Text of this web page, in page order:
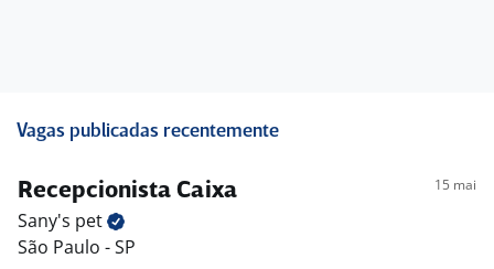
Vagas publicadas recentemente
Recepcionista Caixa 15 mai
Sany's pet
São Paulo - SP